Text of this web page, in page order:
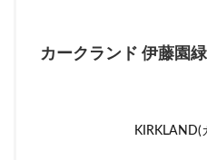
カークランド 伊藤園
KIRKLAND(